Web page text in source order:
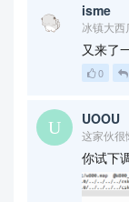
isme
冰镇大西
又来了
0
UOOU
这家伙很
你试下